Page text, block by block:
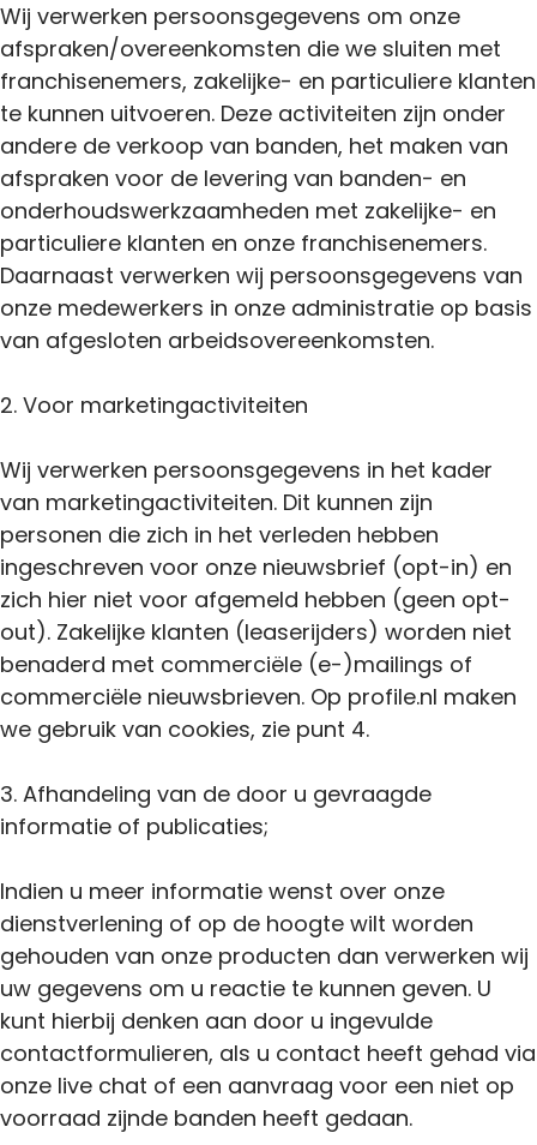
Wij verwerken persoonsgegevens om onze
afspraken/overeenkomsten die we sluiten met
franchisenemers, zakelijke- en particuliere klanten
te kunnen uitvoeren. Deze activiteiten zijn onder
andere de verkoop van banden, het maken van
afspraken voor de levering van banden- en
onderhoudswerkzaamheden met zakelijke- en
particuliere klanten en onze franchisenemers.
Daarnaast verwerken wij persoonsgegevens van
onze medewerkers in onze administratie op basis
van afgesloten arbeidsovereenkomsten.
2. Voor marketingactiviteiten
Wij verwerken persoonsgegevens in het kader
van marketingactiviteiten. Dit kunnen zijn
personen die zich in het verleden hebben
ingeschreven voor onze nieuwsbrief (opt-in) en
zich hier niet voor afgemeld hebben (geen opt-
out). Zakelijke klanten (leaserijders) worden niet
benaderd met commerciële (e-)mailings of
commerciële nieuwsbrieven. Op profile.nl maken
we gebruik van cookies, zie punt 4.
3. Afhandeling van de door u gevraagde
informatie of publicaties;
Indien u meer informatie wenst over onze
dienstverlening of op de hoogte wilt worden
gehouden van onze producten dan verwerken wij
uw gegevens om u reactie te kunnen geven. U
kunt hierbij denken aan door u ingevulde
contactformulieren, als u contact heeft gehad via
onze live chat of een aanvraag voor een niet op
voorraad zijnde banden heeft gedaan.